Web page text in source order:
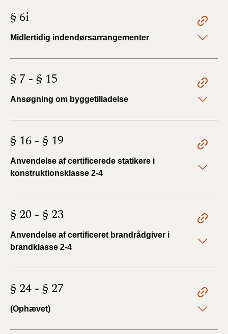
§ 6i
Midlertidig indendørsarrangementer
§ 7 - § 15
Ansøgning om byggetilladelse
§ 16 - § 19
Anvendelse af certificerede statikere i
konstruktionsklasse 2-4
§ 20 - § 23
Anvendelse af certificeret brandrådgiver i
brandklasse 2-4
§ 24 - § 27
(Ophævet)